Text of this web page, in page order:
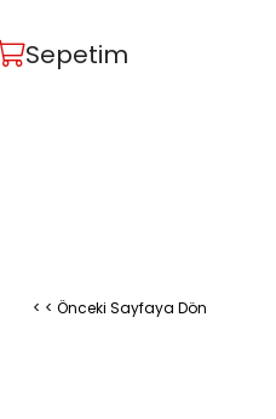
Sepetim
< < Önceki Sayfaya Dön